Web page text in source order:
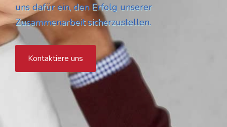
uns dafür ein, den Erfolg unserer
Zusammenarbeit sicherzustellen.
Kontaktiere uns